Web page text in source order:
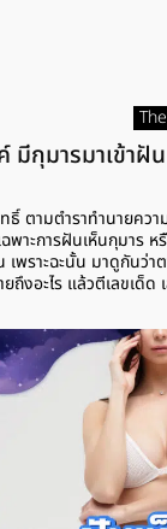
มีกุมารมาเข้าฝั
ธิ์ ตามตำราทำนายคว
ฉพาะการฝันเห็นกุมาร
พราะฉะนั้น มาดูกันว่า
งอะไร แล้วตีเลขเด็ด
าภลอย ซึ่งคนที่ฝันว่าเ
นี้อาจจะลองเสี่ยงโชค
ยๆ เผื่อจะได้โชคใหญ่ แ
ที่ดวงดีมากๆ โอกาสได้
น การฝันว่ามีกุมารมาเ
หมายถึงการเจอกับควา
งกับสิ่งที่หวังเอาไว้ การ
งินไม่อยู่ แต่ฝันในลักษณ
ขนมจีบมากขึ้น ช่วงนี้จ
ษากันอยู่แล้ว ก็อย่าไปมี